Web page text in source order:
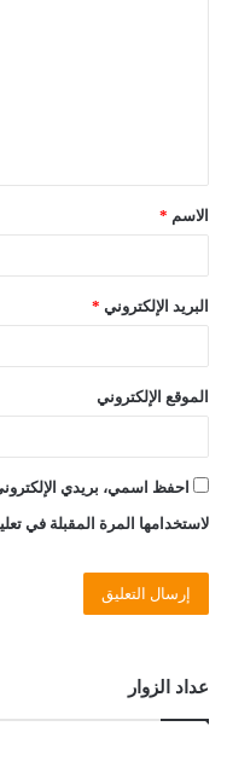
ق
*الاسم *
البريد الإلكتروني *
الموقع الإلكتروني
احفظ اسمي، بريدي
لاستخدامها المرة المقبلة في
عداد الزوار